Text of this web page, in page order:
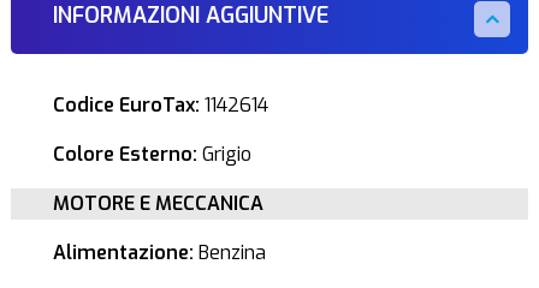
INFORMAZIONI AGGIUNTIVE
Codice EuroTax: 1142614
Colore Esterno: Grigio
MOTORE E MECCANICA
Alimentazione: Benzina